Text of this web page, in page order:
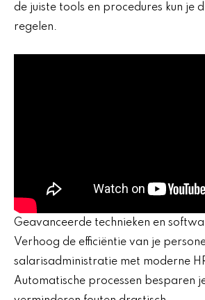
de juiste tools en procedures kun je
regelen.
Geavanceerde technieken en
Verhoog de efficiëntie van je
salarisadministratie met moderne
Automatische processen besparen